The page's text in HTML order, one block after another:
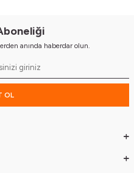
anında haberdar olun.
OL